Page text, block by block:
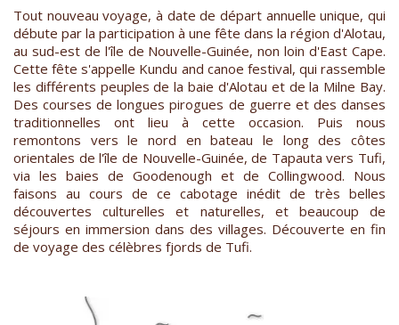
Tout nouveau voyage, à date de départ annuelle unique, qui
débute par la participation à une fête dans la région d'Alotau,
au sud-est de l'île de Nouvelle-Guinée, non loin d'East Cape.
Cette fête s'appelle Kundu and canoe festival, qui rassemble
les différents peuples de la baie d'Alotau et de la Milne Bay.
Des courses de longues pirogues de guerre et des danses
traditionnelles ont lieu à cette occasion. Puis nous
remontons vers le nord en bateau le long des côtes
orientales de l'île de Nouvelle-Guinée, de Tapauta vers Tufi,
via les baies de Goodenough et de Collingwood. Nous
faisons au cours de ce cabotage inédit de très belles
découvertes culturelles et naturelles, et beaucoup de
séjours en immersion dans des villages. Découverte en fin
de voyage des célèbres fjords de Tufi.